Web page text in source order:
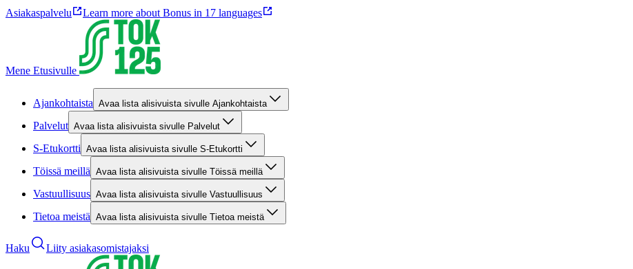
Asiakaspalvelu Learn more about Bonus in 17 languages
Mene Etusivulle
Ajankohtaista Avaa lista alisivuista sivulle Ajankohtaista
Palvelut Avaa lista alisivuista sivulle Palvelut
S-Etukortti Avaa lista alisivuista sivulle S-Etukortti
Töissä meillä Avaa lista alisivuista sivulle Töissä meillä
Vastuullisuus Avaa lista alisivuista sivulle Vastuullisuus
Tietoa meistä Avaa lista alisivuista sivulle Tietoa meistä
Haku Liity asiakasomistajaksi